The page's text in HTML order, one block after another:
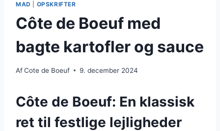
MAD OPSKRIFTER
Côte de Boeuf med
bagte kartofler og sauce
AfCote de Boeuf 9. december 2024
Côte de Boeuf: En klassisk
ret til festlige lejligheder